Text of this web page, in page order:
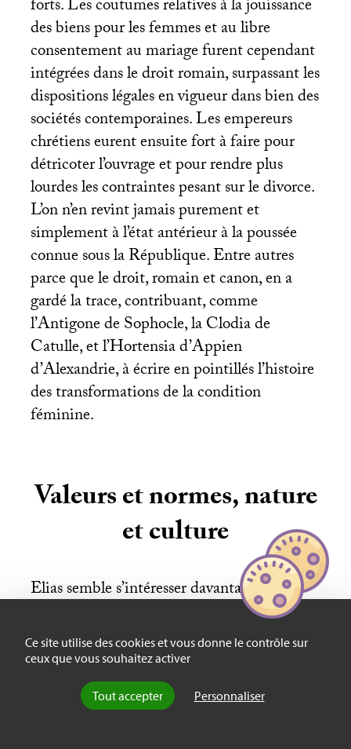
Ce site utilise des cookies et vous donne le contrôle sur
ceux que vous souhaitez activer
Tout accepter Personnaliser
forts. Les coutumes relatives à la jouissance
des biens pour les femmes et au libre
consentement au mariage furent cependant
intégrées dans le droit romain, surpassant les
dispositions légales en vigueur dans bien des
sociétés contemporaines. Les empereurs
chrétiens eurent ensuite fort à faire pour
détricoter l’ouvrage et pour rendre plus
lourdes les contraintes pesant sur le divorce.
L’on n’en revint jamais purement et
simplement à l’état antérieur à la poussée
connue sous la République. Entre autres
parce que le droit, romain et canon, en a
gardé la trace, contribuant, comme
l’Antigone de Sophocle, la Clodia de
Catulle, et l’Hortensia d’Appien
d’Alexandrie, à écrire en pointillés l’histoire
des transformations de la condition
féminine.
Valeurs et normes, nature
et culture
Elias semble s’intéresser davantage aux
sensibilités qu’aux valeurs. Il écrit aussi plus
volontiers sur les «codes» que sur les
normes (du moins au sens juridique). Dans
le texte sur le mariage à Rome, une note
importante est consacrée à la notion de